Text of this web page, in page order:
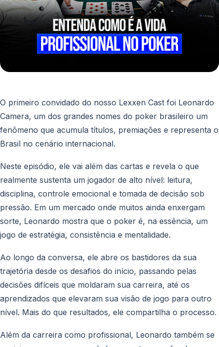
PF e PJ, PIX, TED e boleto
Sobre
Criar conta
O primeiro convidado do nosso Lexxen Cast foi Leonardo
Camera, um dos grandes nomes do poker brasileiro um
fenômeno que acumula títulos, premiações e representa o
Brasil no cenário internacional.
Neste episódio, ele vai além das cartas e revela o que
realmente sustenta um jogador de alto nível: leitura,
disciplina, controle emocional e tomada de decisão sob
pressão. Em um mercado onde muitos ainda enxergam
sorte, Leonardo mostra que o poker é, na essência, um
jogo de estratégia, consistência e mentalidade.
Ao longo da conversa, ele abre os bastidores da sua
trajetória desde os desafios do início, passando pelas
decisões difíceis que moldaram sua carreira, até os
aprendizados que elevaram sua visão de jogo para outro
nível. Mais do que resultados, ele compartilha o processo.
Além da carreira como profissional, Leonardo também se